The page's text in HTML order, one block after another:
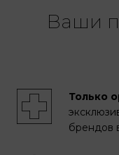
Ваши
Только
брендов